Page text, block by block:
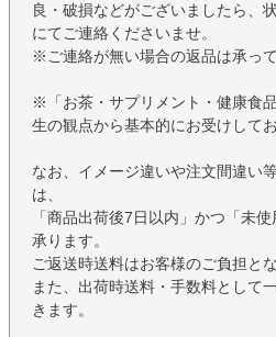
良・破損などがございましたら、
にてご連絡くださいませ。
※ご連絡が無い場合の返品は承って
※「お茶・サプリメント・健康食
生の観点から基本的にお受けしてお
なお、イメージ違いや注文間違い
は、
「商品出荷後7日以内」かつ「未
承ります。
ご返送時送料はお客様のご負担とな
また、出荷時送料・手数料として
きます。